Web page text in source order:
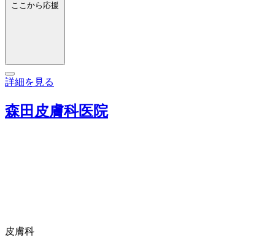
ここから応援
詳細を見る
森田皮膚科医院
皮膚科